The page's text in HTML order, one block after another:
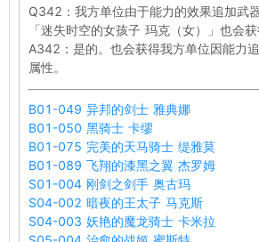
Q342：我方单位由于能力的效果追加武
「迷失时空的女孩子 玛克（女）」也会
A342：是的。也会获得我方单位因能力
属性。
B01-049 异邦的剑士 雅典娜
B01-050 黑骑士 卡缪
B01-075 完美的天马骑士 缇雅莫
B01-089 飞翔的漆黑之翼 杰罗姆
S01-004 刚剑之剑手 奥古玛
S04-002 暗夜的王太子 马克斯
S04-003 妖艳的魔龙骑士 卡米拉